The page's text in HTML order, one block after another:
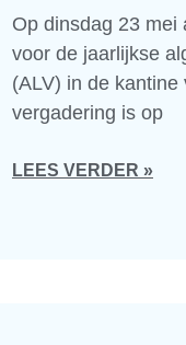
Op dinsdag 23 mei
voor de jaarlijkse
(ALV) in de
vergadering is op
LEES VERDER »